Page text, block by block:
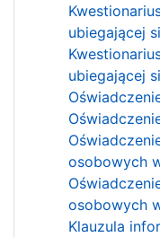
ubiegającej
ubiegającej
osobowych
osobowych
Klauzula